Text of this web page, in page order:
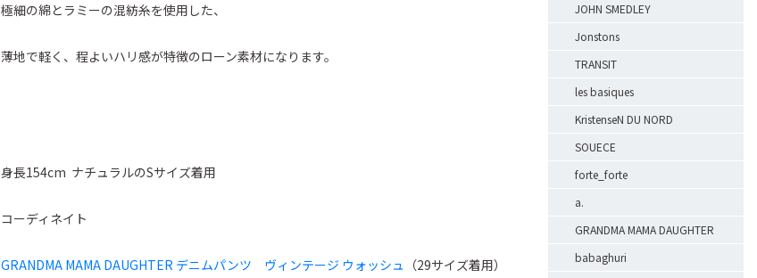
極細の綿とラミーの混紡糸を使用した、
薄地で軽く、程よいハリ感が特徴のローン素材になります。
身長154cm ナチュラルのSサイズ着用
コーディネイト
GRANDMA MAMA DAUGHTER デニムパンツ ヴィンテージ ウォッシュ （29サイズ着用）
JOHN SMEDLEY
Jonstons
TRANSIT
les basiques
KristenseN DU NORD
SOUECE
forte_forte
a.
GRANDMA MAMA DAUGHTER
babaghuri